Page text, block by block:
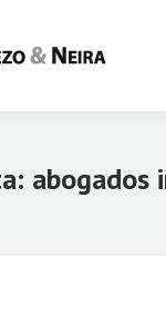
abogados